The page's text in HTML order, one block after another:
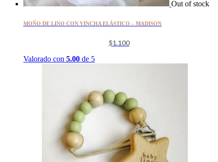
Out of stock
MOÑO DE LINO CON VINCHA ELÁSTICO – MADISON
$1.100
Valorado con 5.00 de 5